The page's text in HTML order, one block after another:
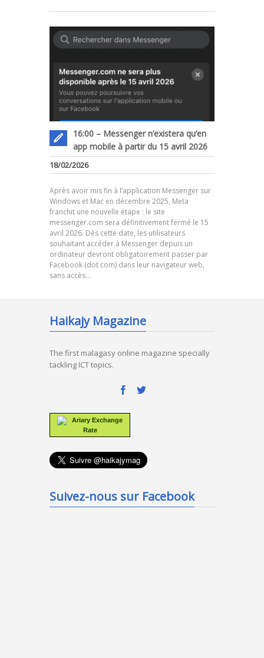
16:00 – Messenger n’existera qu’en
app mobile à partir du 15 avril 2026
18/02/2026
Après avoir mis fin à l’application Messenger sur
Windows et Mac en décembre 2025, Meta
franchit une nouvelle étape : le site
messenger.com sera définitivement fermé le 15
avril 2026. Dès cette date, les utilisateurs
souhaitant accéder à Messenger depuis un
ordinateur devront obligatoirement passer par
Facebook (dot com) dans leur navigateur web,
sans accès…
Haikajy Magazine
The first malagasy online magazine specially
tackling ICT topics.
Ariary Exchange
Rate
Suivez-nous sur Facebook